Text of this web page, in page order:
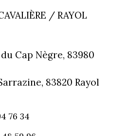
/ RAYOL
du Cap Nègre, 83980
83820 Rayol
76 34